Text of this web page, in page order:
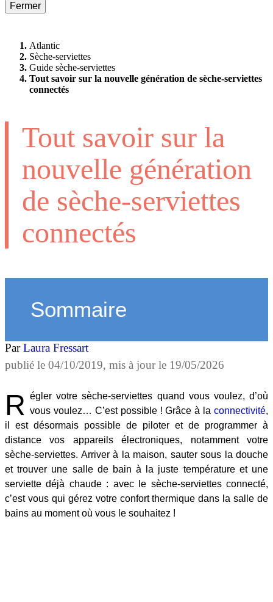
Fermer
Atlantic
Sèche-serviettes
Guide sèche-serviettes
Tout savoir sur la nouvelle génération de sèche-serviettes
connectés
Tout savoir sur la
nouvelle génération
de sèche-serviettes
connectés
Sommaire
ParLaura Fressart
publié le 04/10/2019, mis à jour le 19/05/2026
R égler votre sèche-serviettes quand vous voulez, d’où
vous voulez… C’est possible ! Grâce à la connectivité,
il est désormais possible de piloter et de programmer à
distance vos appareils électroniques, notamment votre
sèche-serviettes. Arriver à la maison, sauter sous la douche
et trouver une salle de bain à la juste température et une
serviette déjà chaude : avec le sèche-serviettes connecté,
c’est vous qui gérez votre confort thermique dans la salle de
bains au moment où vous le souhaitez !